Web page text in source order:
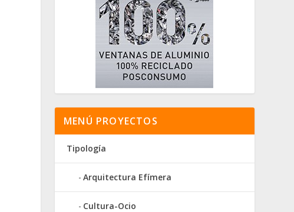
MENÚ PROYECTOS
Tipología
Arquitectura Efímera
Cultura-Ocio